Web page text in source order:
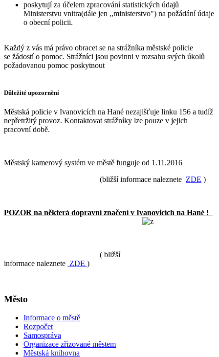
poskytují za účelem zpracování statistických údajů
Ministerstvu vnitra(dále jen ,,ministerstvo") na požádání údaje
o obecní policii.
Každý z vás má právo obracet se na strážníka městské policie
se žádostí o pomoc. Strážníci jsou povinni v rozsahu svých úkolů
požadovanou pomoc poskytnout
Důležité upozornění
Městská policie v Ivanovicích na Hané nezajišťuje linku 156 a tudíž
nepřetržitý provoz. Kontaktovat strážníky lze pouze v jejich
pracovní době.
Městský kamerový systém ve městě funguje od 1.11.2016
(bližší informace naleznete ZDE )
POZOR na některá dopravní značení v Ivanovicích na Hané !
( bližší
informace naleznete ZDE )
Město
Informace o městě
Rozpočet
Samospráva
Organizace zřizované městem
Městská knihovna